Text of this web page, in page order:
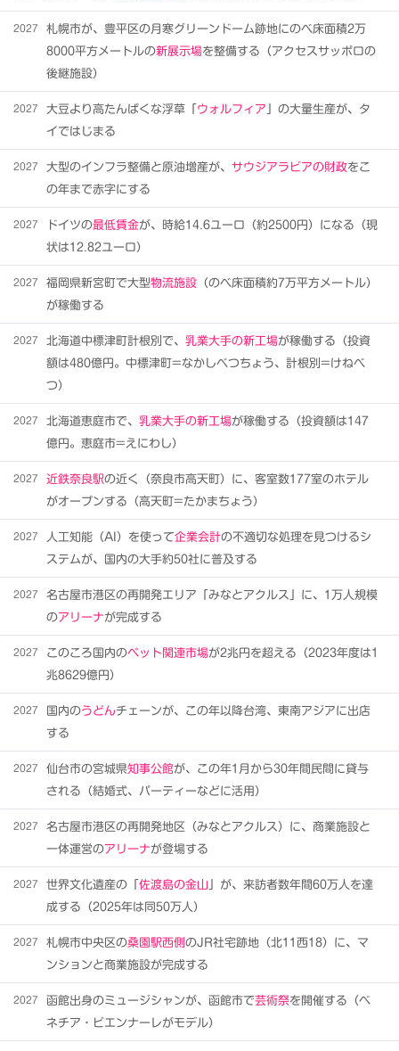
2027
札幌市が、豊平区の月寒グリーンドーム跡地にのべ床面積2万
8000平方メートルの新展示場を整備する（アクセスサッポロの
後継施設）
2027 大豆より高たんぱくな浮草「 ウォルフィア 」の大量生産が、タ
イではじまる
2027 大型のインフラ整備と原油増産が、 サウジアラビアの財政をこ
の年まで赤字にする
2027 ドイツの最低賃金が、時給14.6ユーロ（約2500円）になる（現
状は12.82ユーロ）
2027 福岡県新宮町で大型物流施設 （のべ床面積約7万平方メートル）
が稼働する
2027 北海道中標津町計根別で、 乳業大手の新工場が稼働する（投資
額は480億円。中標津町=なかしべつちょう、計根別=けねべ
つ）
2027 北海道恵庭市で、 乳業大手の新工場が稼働する（投資額は147
億円。恵庭市=えにわし）
2027 近鉄奈良駅の近く（奈良市高天町）に、客室数177室のホテル
がオープンする（高天町=たかまちょう）
2027 人工知能（AI）を使って企業会計の不適切な処理を見つけるシ
ステムが、国内の大手約50社に普及する
2027
名古屋市港区の再開発エリア「みなとアクルス」に、1万人規模
のアリーナが完成する
2027 このころ国内のペット関連市場が2兆円を超える（2023年度は1
兆8629億円）
2027 国内のうどんチェーンが、この年以降台湾、東南アジアに出店
する
2027 仙台市の宮城県知事公館が、この年1月から30年間民間に貸与
される（結婚式、パーティーなどに活用）
2027
名古屋市港区の再開発地区（みなとアクルス）に、商業施設と
一体運営のアリーナが登場する
2027 世界文化遺産の「 佐渡島の金山 」が、来訪者数年間60万人を達
成する（2025年は同50万人）
2027 札幌市中央区の桑園駅西側 のJR社宅跡地（北11西18）に、マ
ンションと商業施設が完成する
2027 函館出身のミュージシャンが、函館市で芸術祭を開催する（ベ
ネチア・ビエンナーレがモデル）